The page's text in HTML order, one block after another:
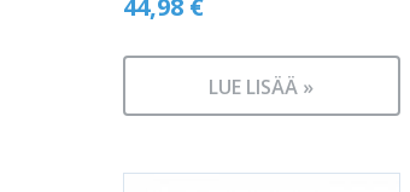
44,98 €
LUE LISÄÄ »